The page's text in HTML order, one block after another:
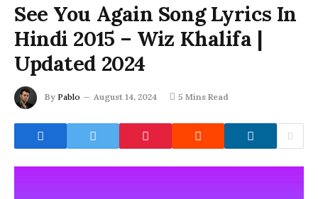
See You Again Song Lyrics In
Hindi 2015 – Wiz Khalifa |
Updated 2024
By Pablo August 14, 2024 5 Mins Read